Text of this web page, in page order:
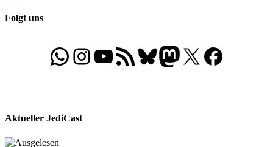
Folgt uns
WhatsApp
Folgt uns auf Instagram
Besucht unseren YouTube-Kanal
RSS-FeedBluesky
Folgt uns auf Mastodon
X Folgt uns auf
Aktueller JediCast